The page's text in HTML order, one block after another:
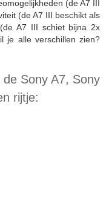
(de A7 III
(de A7 III beschikt als
A7 III schiet bijna 2x
je alle verschillen zien?
Sony A7, Sony
rijtje: